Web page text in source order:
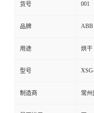
货号 001
品牌 ABB
用途 烘干
型号
制造商 常州